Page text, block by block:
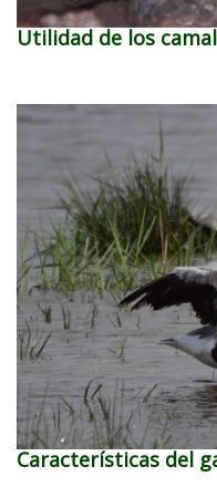
Utilidad de los
Características del